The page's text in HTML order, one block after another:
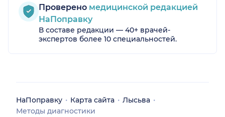
Проверено медицинской редакцией
НаПоправку
В составе редакции — 40+ врачей-
экспертов более 10 специальностей.
НаПоправку Карта сайта
Лысьва
Методы диагностики